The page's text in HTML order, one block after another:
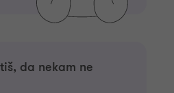
da nekam ne